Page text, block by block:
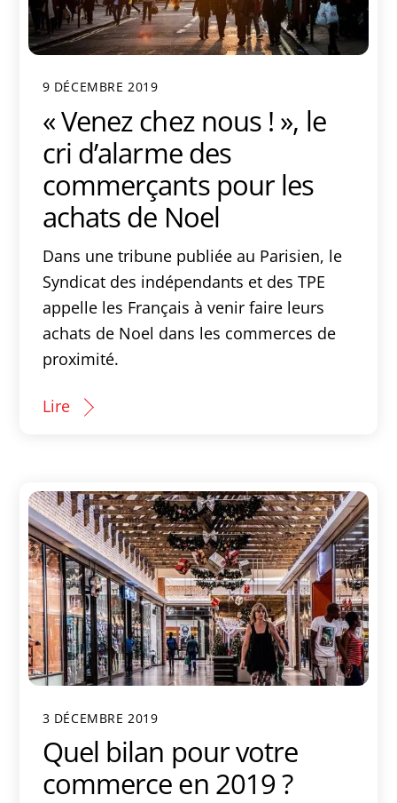
9 DÉCEMBRE 2019
« Venez chez nous ! », le
cri d’alarme des
commerçants pour les
achats de Noel
Dans une tribune publiée au Parisien, le
Syndicat des indépendants et des TPE
appelle les Français à venir faire leurs
achats de Noel dans les commerces de
proximité.
Lire
3 DÉCEMBRE 2019
Quel bilan pour votre
commerce en 2019 ?